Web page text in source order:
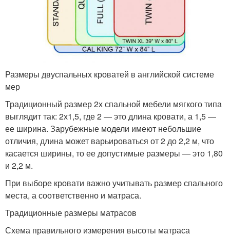
Размеры двуспальных кроватей в английской системе
мер
Традиционный размер 2х спальной мебели мягкого типа
выглядит так: 2х1,5, где 2 — это длина кровати, а 1,5 —
ее ширина. Зарубежные модели имеют небольшие
отличия, длина может варьироваться от 2 до 2,2 м, что
касается ширины, то ее допустимые размеры — это 1,80
и 2,2 м.
При выборе кровати важно учитывать размер спального
места, а соответственно и матраса.
Традиционные размеры матрасов
Схема правильного измерения высоты матраса